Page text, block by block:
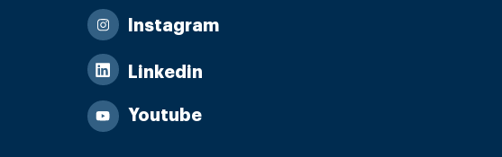
Instagram
Linkedin
Youtube